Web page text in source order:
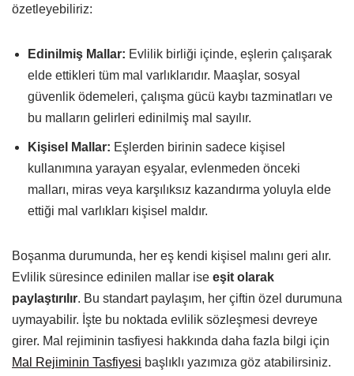
özetleyebiliriz:
Edinilmiş Mallar: Evlilik birliği içinde, eşlerin çalışarak
elde ettikleri tüm mal varlıklarıdır. Maaşlar, sosyal
güvenlik ödemeleri, çalışma gücü kaybı tazminatları ve
bu malların gelirleri edinilmiş mal sayılır.
Kişisel Mallar: Eşlerden birinin sadece kişisel
kullanımına yarayan eşyalar, evlenmeden önceki
malları, miras veya karşılıksız kazandırma yoluyla elde
ettiği mal varlıkları kişisel maldır.
Boşanma durumunda, her eş kendi kişisel malını geri alır.
Evlilik süresince edinilen mallar ise eşit olarak
paylaştırılır. Bu standart paylaşım, her çiftin özel durumuna
uymayabilir. İşte bu noktada evlilik sözleşmesi devreye
girer. Mal rejiminin tasfiyesi hakkında daha fazla bilgi için
Mal Rejiminin Tasfiyesi başlıklı yazımıza göz atabilirsiniz.